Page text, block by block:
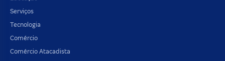
Serviços
Tecnologia
Comércio
Comércio Atacadista